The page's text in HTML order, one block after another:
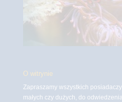
O witrynie
Zapraszamy wszystkich
małych czy dużych, do